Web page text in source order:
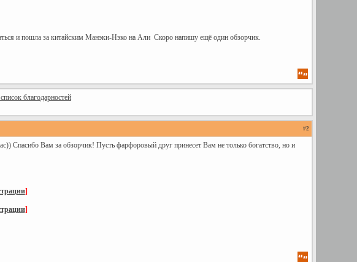
и пошла за китайским Манэки-Нэко на Али Скоро напишу ещё один обзорчик.
благодарностей
#2
Спасибо Вам за обзорчик! Пусть фарфоровый друг принесет Вам не только богатство, но и
]
]